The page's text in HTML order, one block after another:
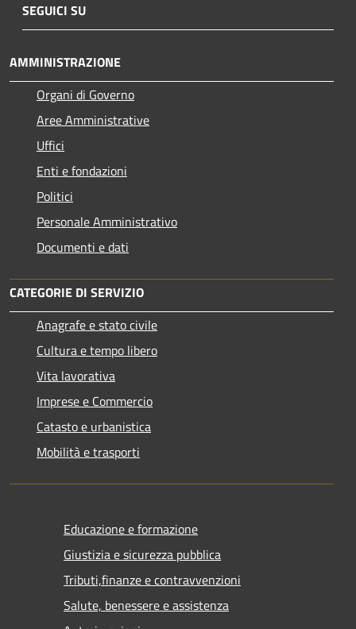
SEGUICI SU
AMMINISTRAZIONE
Organi di Governo
Aree Amministrative
Uffici
Enti e fondazioni
Politici
Personale Amministrativo
Documenti e dati
CATEGORIE DI SERVIZIO
Anagrafe e stato civile
Cultura e tempo libero
Vita lavorativa
Imprese e Commercio
Catasto e urbanistica
Mobilità e trasporti
Educazione e formazione
Giustizia e sicurezza pubblica
Tributi,finanze e contravvenzioni
Salute, benessere e assistenza